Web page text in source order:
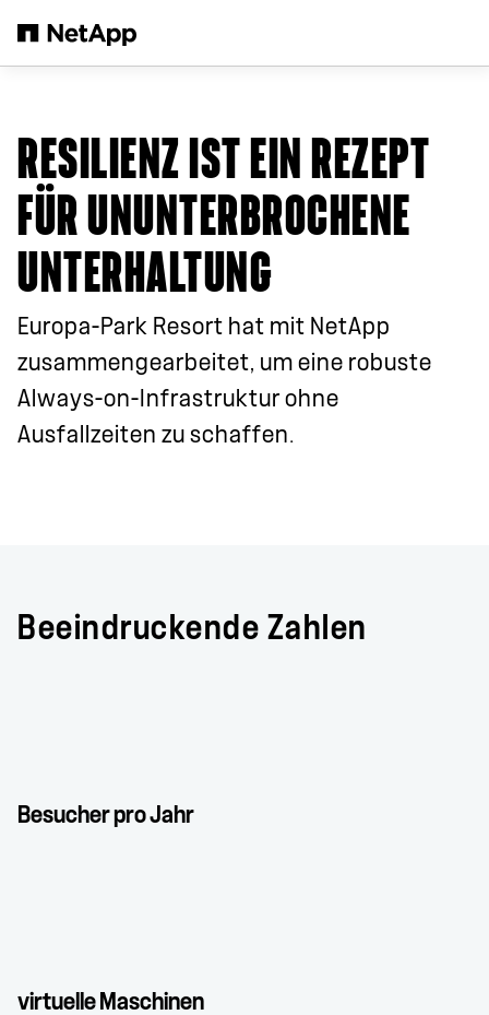
RESILIENZ IST EIN REZEPT
FÜR UNUNTERBROCHENE
UNTERHALTUNG
Europa-Park Resort hat mit NetApp
zusammengearbeitet, um eine robuste
Always-on-Infrastruktur ohne
Ausfallzeiten zu schaffen.
Beeindruckende Zahlen
Besucher pro Jahr
virtuelle Maschinen